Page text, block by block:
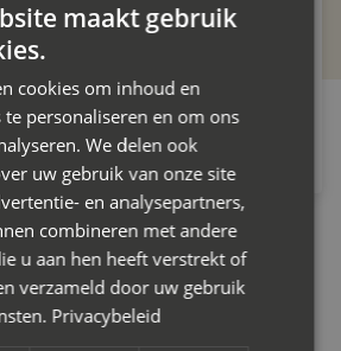
LinkedIn AgnesKuijpers
Meer over Agnes
in Amsterdam
maakt gebruik
cookies om inhoud en
te personaliseren en om ons
We delen ook
uw gebruik van onze site
en analysepartners,
combineren met andere
u aan hen heeft verstrekt of
verzameld door uw gebruik
Privacybeleid